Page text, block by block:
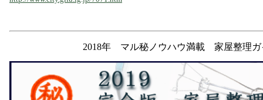
2018年 マル秘ノウハウ満載 家屋整理ガ